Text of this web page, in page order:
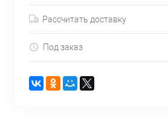
Рассчитать доставку
Под заказ